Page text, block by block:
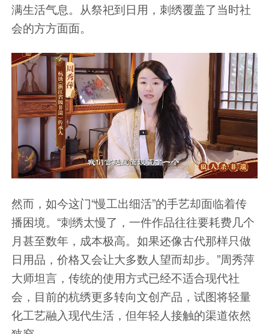
满生活气息。从祭祀到日用，刺绣覆盖了当时社
会的方方面面。
然而，如今这门“慢工出细活”的手艺却面临着传
播困境。“刺绣太慢了，一件作品往往要耗费几个
月甚至数年，成本极高。如果还像古代那样只做
日用品，价格又会让大多数人望而却步。”周秀萍
大师坦言，传统的使用方式已经不适合现代社
会，目前的杭绣更多转向文创产品，试图将轻量
化工艺融入现代生活，但年轻人接触的渠道依然